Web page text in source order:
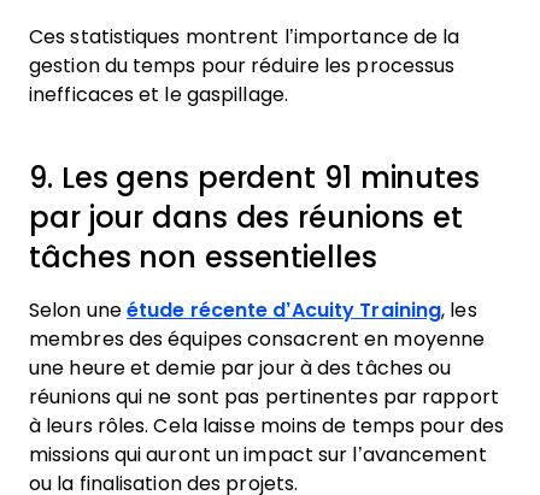
Ces statistiques montrent l’importance de la
gestion du temps pour réduire les processus
inefficaces et le gaspillage.
9. Les gens perdent 91 minutes
par jour dans des réunions et
tâches non essentielles
Selon une étude récente d’Acuity Training, les
membres des équipes consacrent en moyenne
une heure et demie par jour à des tâches ou
réunions qui ne sont pas pertinentes par rapport
à leurs rôles. Cela laisse moins de temps pour des
missions qui auront un impact sur l’avancement
ou la finalisation des projets.